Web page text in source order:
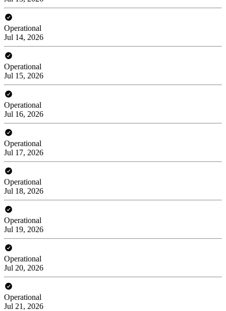
Operational
Jul 14, 2026
Operational
Jul 15, 2026
Operational
Jul 16, 2026
Operational
Jul 17, 2026
Operational
Jul 18, 2026
Operational
Jul 19, 2026
Operational
Jul 20, 2026
Operational
Jul 21, 2026